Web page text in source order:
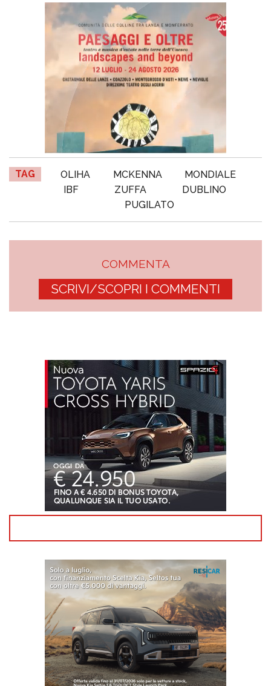
TAG OLIHA MCKENNA
MONDIALE
IBF
ZUFFA
DUBLINO
PUGILATO
COMMENTA
SCRIVI/SCOPRI I COMMENTI